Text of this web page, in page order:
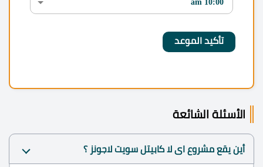
الأسئلة الشائعة
أين يقع مشروع اى لا كابيتل سويت لاجونز ؟